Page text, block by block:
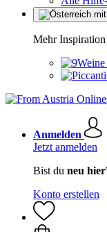
Mehr Inspiration
Anmelden
Jetzt anmelden
Bist du neu
Konto erstellen